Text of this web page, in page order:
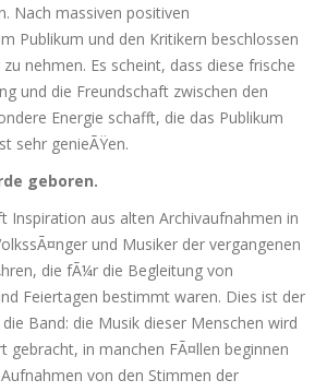
Nach massiven positiven
Publikum und den Kritikern beschlossen
nehmen. Es scheint, dass diese frische
und die Freundschaft zwischen den
Energie schafft, die das Publikum
sehr genieÃŸen.
geboren.
Inspiration aus alten Archivaufnahmen in
und Musiker der vergangenen
die fÃ¼r die Begleitung von
Feiertagen bestimmt waren. Dies ist der
Band: die Musik dieser Menschen wird
gebracht, in manchen FÃ¤llen beginnen
von den Stimmen der